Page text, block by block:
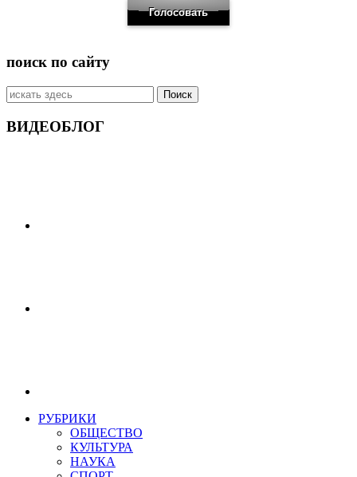
поиск по сайту
Искать:
ВИДЕОБЛОГ
РУБРИКИ
ОБЩЕСТВО
КУЛЬТУРА
НАУКА